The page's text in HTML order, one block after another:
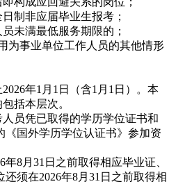
制非应届毕业生报考；
未满最低服务期限的；
为事业单位工作人员的其他情形
年1月1日（含1月1日）。本
括本层次。
员凭已取得的学历学位证书和
《国外学历学位认证书》参加资
年8月31日之前取得相应毕业证、
须在2026年8月31日之前取得相